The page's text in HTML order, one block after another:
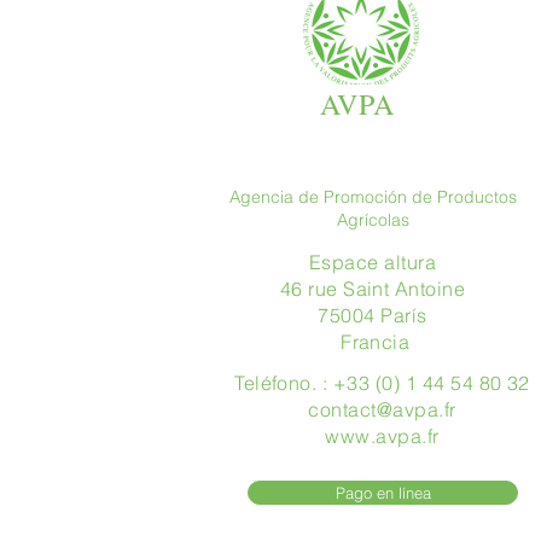
AVPA
Agencia de Promoción de Productos
Agrícolas
Espace altura
46 rue Saint Antoine
75004 París
​ Francia
Teléfono. : +33 (0) 1 44 54 80 32
contact@avpa.fr
www.avpa.fr
Pago en línea